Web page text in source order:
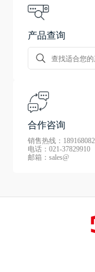
产品查询
合作咨询
销售热线：
电话：021-37829910
邮箱：sales@